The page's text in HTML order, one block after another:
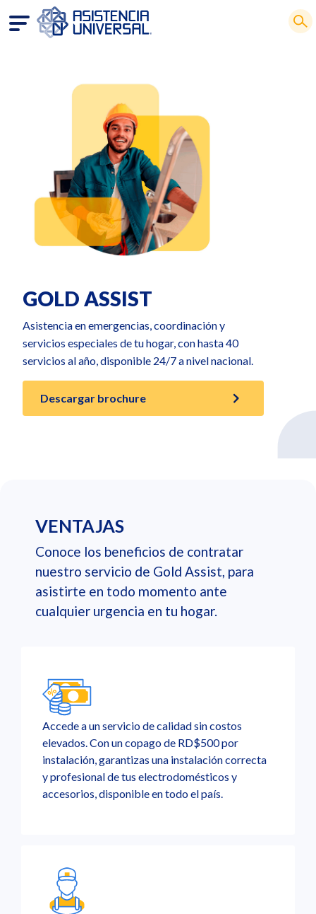
GOLD ASSIST
Asistencia en emergencias, coordinación y
servicios especiales de tu hogar, con hasta 40
servicios al año, disponible 24/7 a nivel nacional.
Descargar brochure
VENTAJAS
Conoce los beneficios de contratar
nuestro servicio de Gold Assist, para
asistirte en todo momento ante
cualquier urgencia en tu hogar.
Accede a un servicio de calidad sin costos
elevados. Con un copago de RD$500 por
instalación, garantizas una instalación correcta
y profesional de tus electrodomésticos y
accesorios, disponible en todo el país.